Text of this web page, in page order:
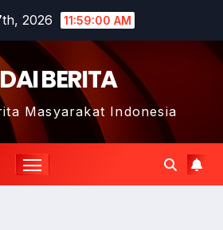
2026 11:59:01 AM
BERITA
Masyarakat Indonesia